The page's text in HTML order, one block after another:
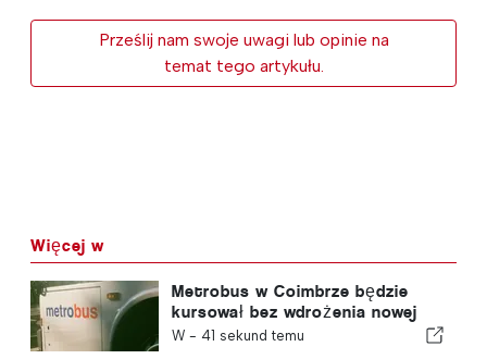
Prześlij nam swoje uwagi lub opinie na
temat tego artykułu.
Więcej w
Metrobus w Coimbrze będzie
kursował bez wdrożenia nowej
funkcji
W - 41 sekund temu